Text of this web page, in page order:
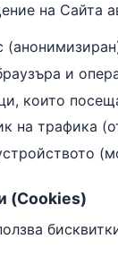
на Сайта
и
които
на трафика
(Cookies)